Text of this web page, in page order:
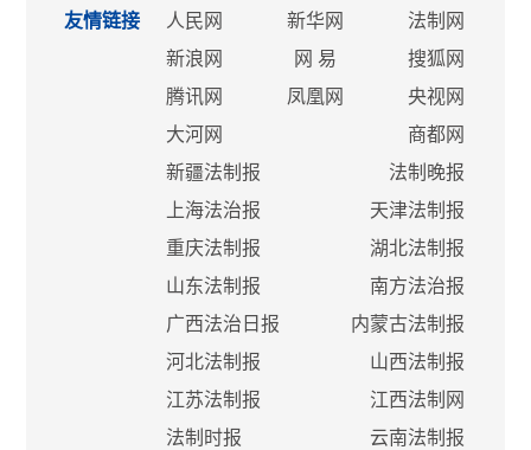
友情链接 人民网 新华网
法制网
新浪网
网 易
搜狐网
腾讯网
凤凰网
央视网
大河网
商都网
新疆法制报
法制晚报
上海法治报
天津法制报
重庆法制报
湖北法制报
山东法制报
南方法治报
广西法治日报
内蒙古法制报
河北法制报
山西法制报
江苏法制报
江西法制网
法制时报
云南法制报